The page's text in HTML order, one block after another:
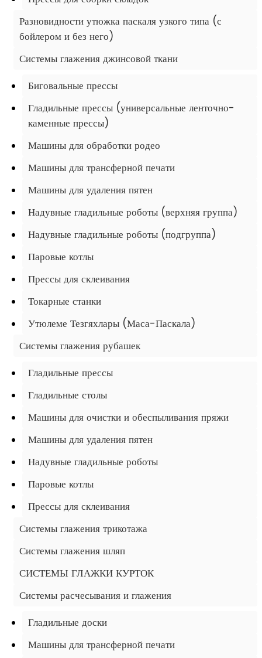
Разновидности утюжка паскаля узкого типа (с
бойлером и без него)
Системы глажения джинсовой ткани
Биговальные прессы
Гладильные прессы (универсальные ленточно-
каменные прессы)
Машины для обработки родео
Машины для трансферной печати
Машины для удаления пятен
Надувные гладильные роботы (верхняя группа)
Надувные гладильные роботы (подгруппа)
Паровые котлы
Прессы для склеивания
Токарные станки
Утюлеме Тезгяхлары (Маса-Паскала)
Системы глажения рубашек
Гладильные прессы
Гладильные столы
Машины для очистки и обеспыливания пряжи
Машины для удаления пятен
Надувные гладильные роботы
Паровые котлы
Прессы для склеивания
Системы глажения трикотажа
Системы глажения шляп
СИСТЕМЫ ГЛАЖКИ КУРТОК
Системы расчесывания и глажения
Гладильные доски
Машины для трансферной печати